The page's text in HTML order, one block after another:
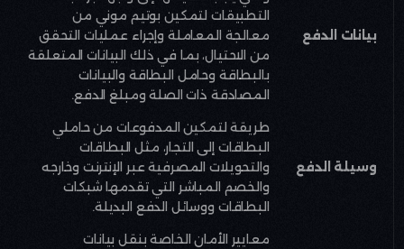
بيانات الدفع
التطبيقات لتمكين بوتيم موني من
معالجة المعاملة وإجراء عمليات التحقق
من الاحتيال، بما في ذلك البيانات المتعلقة
بالبطاقة وحامل البطاقة والبيانات
المصادقة ذات الصلة ومبلغ الدفع.
وسيلة الدفع
طريقة لتمكين المدفوعات من حاملي
البطاقات إلى التجار، مثل البطاقات
والتحويلات المصرفية عبر الإنترنت وخارجه
والخصم المباشر التي تقدمها شبكات
البطاقات ووسائل الدفع البديلة.
معايير الأمان الخاصة بنقل بيانات